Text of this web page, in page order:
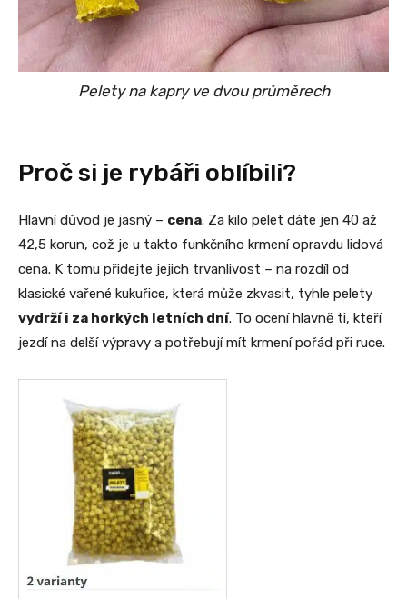
Pelety na kapry ve dvou průměrech
Proč si je rybáři oblíbili?
Hlavní důvod je jasný – cena. Za kilo pelet dáte jen 40 až
42,5 korun, což je u takto funkčního krmení opravdu lidová
cena. K tomu přidejte jejich trvanlivost – na rozdíl od
klasické vařené kukuřice, která může zkvasit, tyhle pelety
vydrží i za horkých letních dní. To ocení hlavně ti, kteří
jezdí na delší výpravy a potřebují mít krmení pořád při ruce.